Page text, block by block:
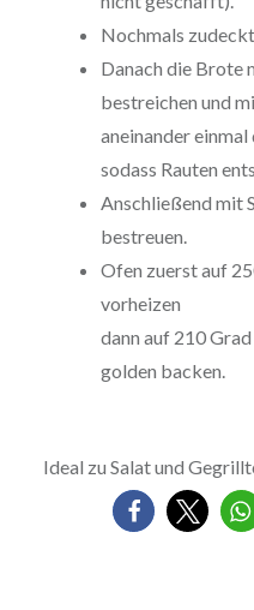
Nochmals
Danach die
bestreichen und
aneinander einmal
sodass Rauten
Anschließend mit
bestreuen.
Ofen zuerst auf
vorheizen
dann auf 210
golden backen.
Ideal zu Salat und